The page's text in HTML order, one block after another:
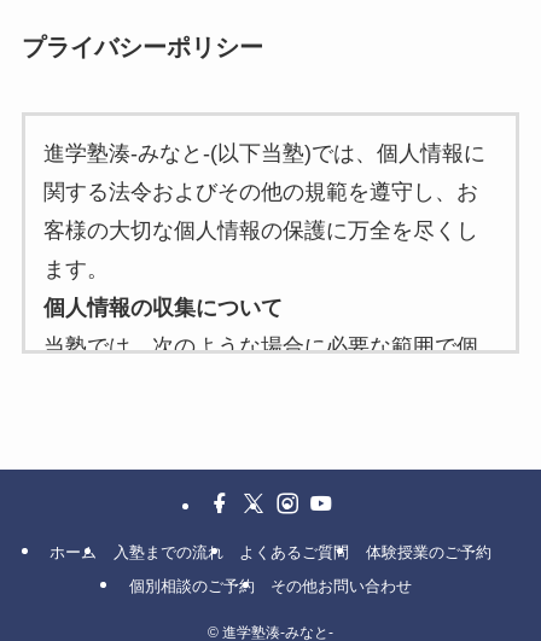
プライバシーポリシー
進学塾湊-みなと-(以下当塾)では、個人情報に
関する法令およびその他の規範を遵守し、お
客様の大切な個人情報の保護に万全を尽くし
ます。
個人情報の収集について
当塾では、次のような場合に必要な範囲で個
個人情報の利用目的について
当塾は、お客様から収集した個人情報を次の
目的で利用いたします。
お客様への連絡のため
ホーム 入塾までの流れ よくあるご質問
体験授業のご予約
個別相談のご予約
その他お問い合わせ
© 進学塾湊-みなと-